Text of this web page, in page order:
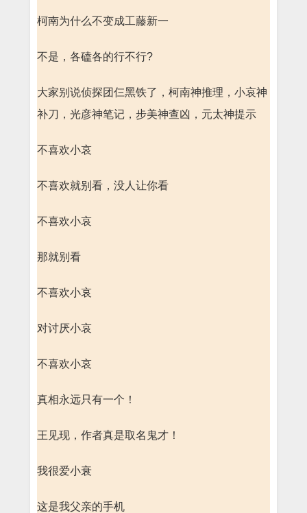
柯南为什么不变成工藤新一
不是，各磕各的行不行?
大家别说侦探团仨黑铁了，柯南神推理，小哀神
补刀，光彦神笔记，步美神查凶，元太神提示
不喜欢小哀
不喜欢就别看，没人让你看
不喜欢小哀
那就别看
不喜欢小哀
对讨厌小哀
不喜欢小哀
真相永远只有一个！
王见现，作者真是取名鬼才！
我很爱小衰
这是我父亲的手机